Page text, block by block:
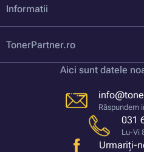
Informatii
TonerPartner.ro
Aici sunt datele
Răspundem
031
Lu-Vi
Urmariți-